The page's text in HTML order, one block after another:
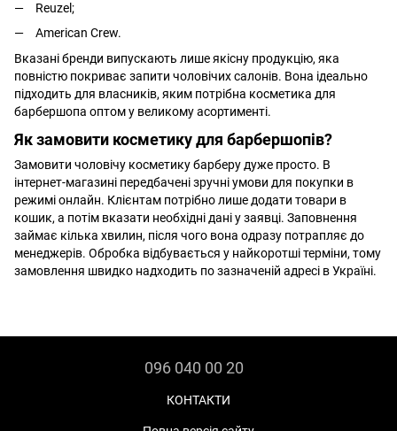
Reuzel;
American Crew.
Вказані бренди випускають лише якісну продукцію, яка
повністю покриває запити чоловічих салонів. Вона ідеально
підходить для власників, яким потрібна косметика для
барбершопа оптом у великому асортименті.
Як замовити косметику для барбершопів?
Замовити чоловічу косметику барберу дуже просто. В
інтернет-магазині передбачені зручні умови для покупки в
режимі онлайн. Клієнтам потрібно лише додати товари в
кошик, а потім вказати необхідні дані у заявці. Заповнення
займає кілька хвилин, після чого вона одразу потрапляє до
менеджерів. Обробка відбувається у найкоротші терміни, тому
замовлення швидко надходить по зазначеній адресі в Україні.
096 040 00 20
КОНТАКТИ